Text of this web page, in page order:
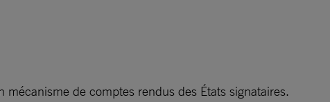
de comptes rendus des États signataires.